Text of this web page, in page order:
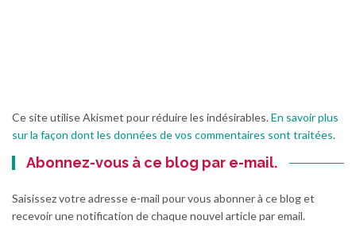
Ce site utilise Akismet pour réduire les indésirables.En savoir plus
sur la façon dont les données de vos commentaires sont traitées.
Abonnez-vous à ce blog par e-mail.
Saisissez votre adresse e-mail pour vous abonner à ce blog et
recevoir une notification de chaque nouvel article par email.